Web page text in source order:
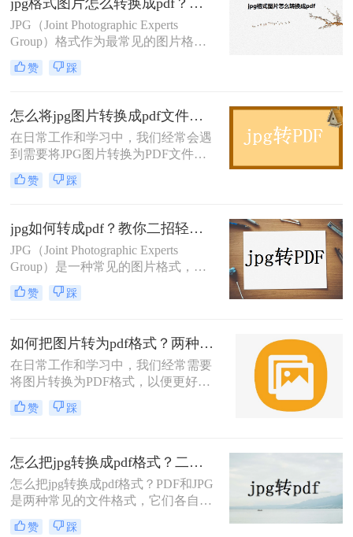
这里，我们就来看看jpg转pdf怎么转
换？非常简单易学!
jpg格式图片怎么转换成pdf？这3种方法快来看看！
JPG（Joint Photographic Experts
Group）格式作为最常见的图片格式
之一，广泛应用于网络传输、照片存
储等场景。然而，在某些情况下，我
档，以便更好地进行文件共享、打印
或归档。那么jpg格式图片怎么转换成
pdf呢？以下将详细介绍几种将JPG图
片转换成PDF文档的方法。
赞 踩
怎么将jpg图片转换成pdf文件格式？这3种转换方法简单又快速!！
在日常工作和学习中，我们经常会遇
到需要将JPG图片转换为PDF文件格
式的情况。PDF文件因其跨平台兼容
性、保持文档原貌的能力以及安全性
还是打印，将JPG图片转换为PDF都
是一个非常实用的操作。那么怎么将
jpg图片转换成pdf文件格式呢？本文
将详细介绍几种将JPG图片转换成
PDF文件格式的方法，帮助您轻松完
成转换任务。
赞 踩
jpg如何转成pdf？教你二招轻松搞定！
JPG（Joint Photographic Experts
Group）是一种常见的图片格式，而
PDF（Portable Document Format）则
是一种广泛使用的文档格式，不仅支
片整合到一个文档中以便于分享或打
印时，将JPG转换为PDF是一个很好
的选择。那么jpg如何转成pdf呢？本
文将介绍几种将JPG图片转换为PDF
文档的方法。
赞 踩
如何把图片转为pdf格式？两种简单方法分享！
在日常工作和学习中，我们经常需要
将图片转换为PDF格式，以便更好地
保存、传输和打印。转转大师是一款
功能强大的文件处理工具，可以帮助
为您介绍两种常用的方法。
赞 踩
怎么把jpg转换成pdf格式？二种方法分享给你！
怎么把jpg转换成pdf格式？PDF和JPG
是两种常见的文件格式，它们各自有
自己的应用场景和优势。PDF格式通
常用于创建和共享文档，因为它可以
赞 踩